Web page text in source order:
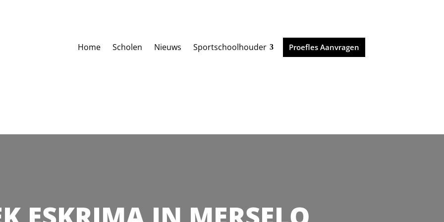
Home Scholen Nieuws Sportschoolhouder Proefles Aanvragen